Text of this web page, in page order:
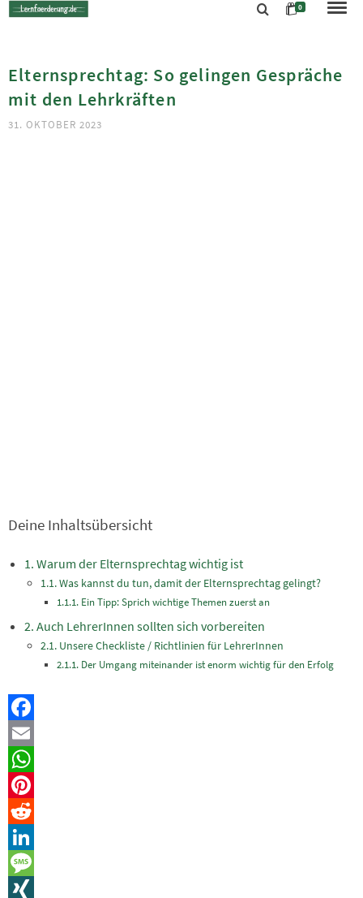
0
Elternsprechtag: So gelingen Gespräche
mit den Lehrkräften
31. OKTOBER 2023
Deine Inhaltsübersicht
Warum der Elternsprechtag wichtig ist
Was kannst du tun, damit der Elternsprechtag gelingt?
Ein Tipp: Sprich wichtige Themen zuerst an
Auch LehrerInnen sollten sich vorbereiten
Unsere Checkliste / Richtlinien für LehrerInnen
Der Umgang miteinander ist enorm wichtig für den Erfolg
Facebook
Email
WhatsApp
Pinterest
Reddit
LinkedIn
Message